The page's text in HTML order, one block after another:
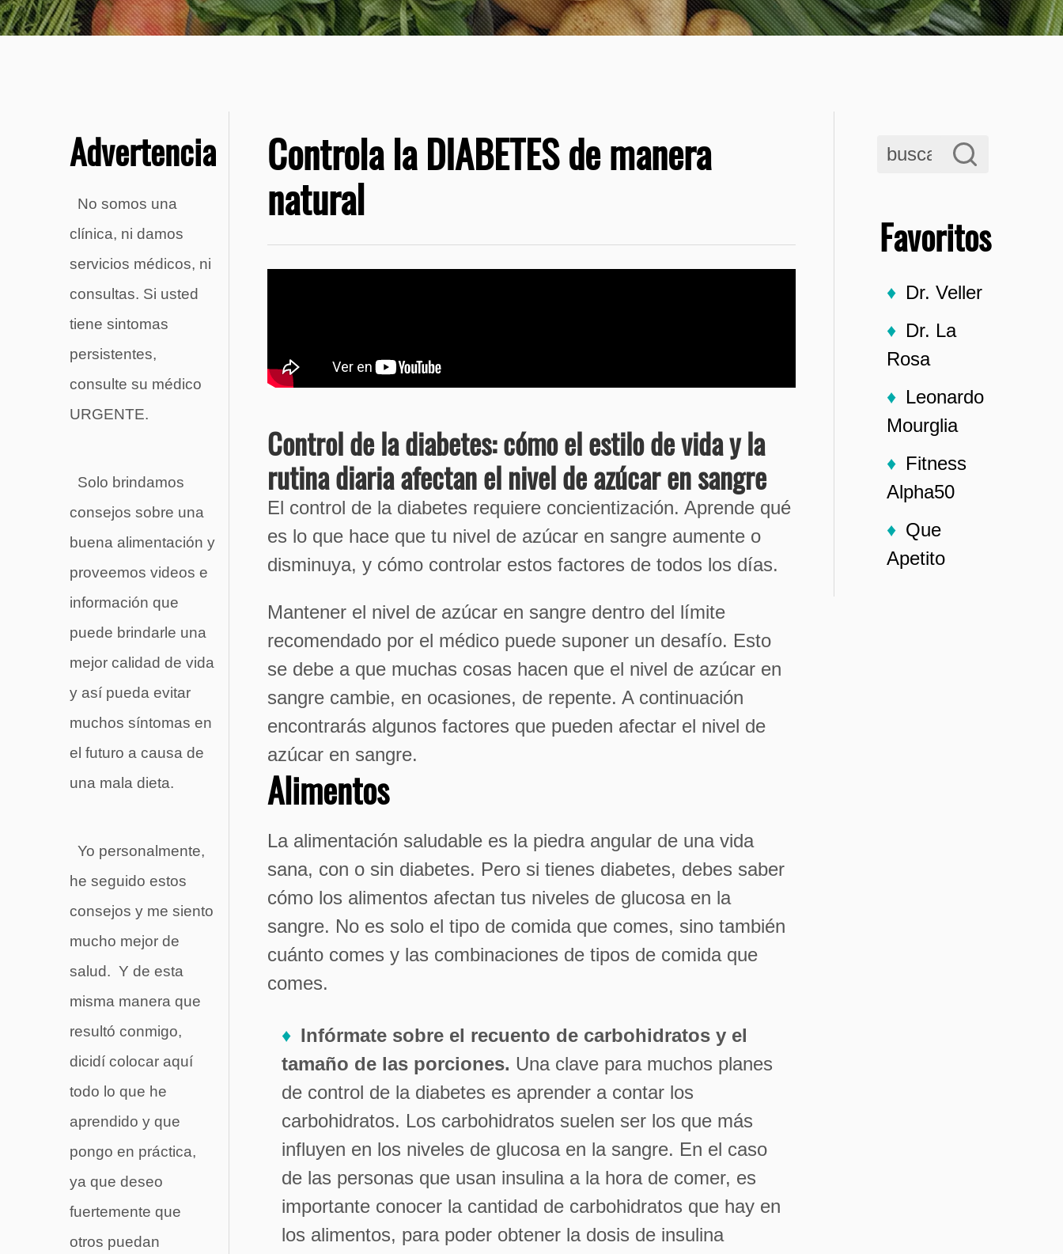
Advertencia
No somos una
clínica, ni damos
servicios médicos, ni
consultas. Si usted
tiene sintomas
persistentes,
consulte su médico
URGENTE.
Solo brindamos
consejos sobre una
buena alimentación y
proveemos videos e
información que
puede brindarle una
mejor calidad de vida
y así pueda evitar
muchos síntomas en
el futuro a causa de
una mala dieta.
Yo personalmente,
he seguido estos
consejos y me siento
mucho mejor de
salud. Y de esta
misma manera que
resultó conmigo,
dicidí colocar aquí
todo lo que he
aprendido y que
pongo en práctica,
ya que deseo
fuertemente que
otros puedan
Favoritos
Dr. Veller
Dr. La
Rosa
Leonardo
Mourglia
Fitness
Alpha50
Que
Apetito
Controla la DIABETES de manera
natural
Control de la diabetes: cómo el estilo de vida y la
rutina diaria afectan el nivel de azúcar en sangre
El control de la diabetes requiere concientización. Aprende qué
es lo que hace que tu nivel de azúcar en sangre aumente o
disminuya, y cómo controlar estos factores de todos los días.
Mantener el nivel de azúcar en sangre dentro del límite
recomendado por el médico puede suponer un desafío. Esto
se debe a que muchas cosas hacen que el nivel de azúcar en
sangre cambie, en ocasiones, de repente. A continuación
encontrarás algunos factores que pueden afectar el nivel de
azúcar en sangre.
Alimentos
La alimentación saludable es la piedra angular de una vida
sana, con o sin diabetes. Pero si tienes diabetes, debes saber
cómo los alimentos afectan tus niveles de glucosa en la
sangre. No es solo el tipo de comida que comes, sino también
cuánto comes y las combinaciones de tipos de comida que
comes.
Infórmate sobre el recuento de carbohidratos y el
tamaño de las porciones. Una clave para muchos planes
de control de la diabetes es aprender a contar los
carbohidratos. Los carbohidratos suelen ser los que más
influyen en los niveles de glucosa en la sangre. En el caso
de las personas que usan insulina a la hora de comer, es
importante conocer la cantidad de carbohidratos que hay en
los alimentos, para poder obtener la dosis de insulina